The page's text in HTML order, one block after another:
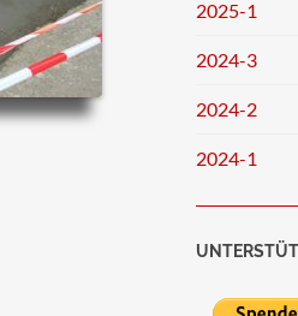
2025-1
2024-3
2024-2
2024-1